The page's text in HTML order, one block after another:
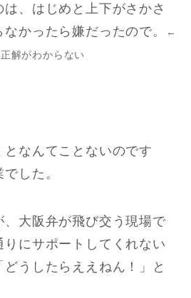
は、はじめと上下がさかさ
かったら嫌だったので。
←
解がわからない
なんてことないのです
した。
、大阪弁が飛び交う現場で
りにサポートしてくれない
うしたらええねん！」と